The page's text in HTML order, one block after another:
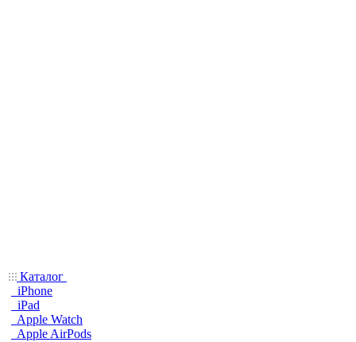
Каталог
iPhone
iPad
Apple Watch
Apple AirPods